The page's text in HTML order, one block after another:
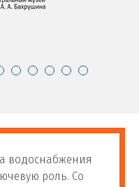
водоснабжения
роль. Со